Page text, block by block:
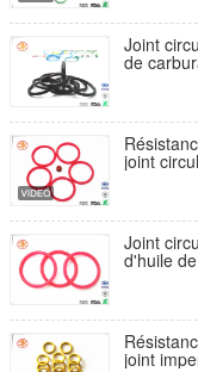
Joint
de
joint
Joint
d'huile
joint